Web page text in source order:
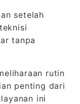
setelah
tanpa
rutin
penting dari
ini